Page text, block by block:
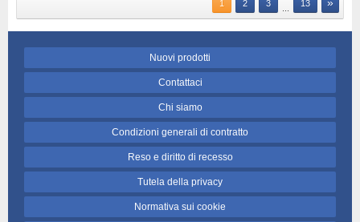
1 2 3 13
Nuovi prodotti
Contattaci
Chi siamo
Condizioni generali di contratto
Reso e diritto di recesso
Tutela della privacy
Normativa sui cookie